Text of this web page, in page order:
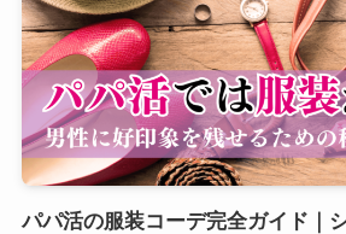
パパ活の服装コーデ完全ガイド｜